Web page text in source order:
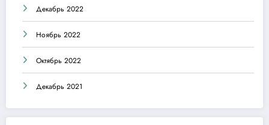
Декабрь 2022
Ноябрь 2022
Октябрь 2022
Декабрь 2021